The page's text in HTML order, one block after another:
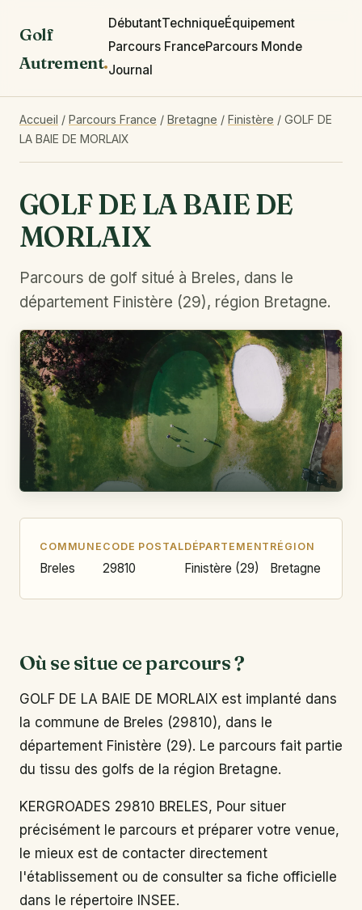
Golf
Autrement.
DébutantTechniqueÉquipement
Parcours FranceParcours Monde
Journal
Accueil / Parcours France / Bretagne / Finistère / GOLF DE
LA BAIE DE MORLAIX
GOLF DE LA BAIE DE
MORLAIX
Parcours de golf situé à Breles, dans le
département Finistère (29), région Bretagne.
COMMUNE
Breles
CODE POSTAL
29810
DÉPARTEMENT
Finistère (29)
RÉGION
Bretagne
Où se situe ce parcours ?
GOLF DE LA BAIE DE MORLAIX est implanté dans
la commune de Breles (29810), dans le
département Finistère (29). Le parcours fait partie
du tissu des golfs de la région Bretagne.
KERGROADES 29810 BRELES, Pour situer
précisément le parcours et préparer votre venue,
le mieux est de contacter directement
l'établissement ou de consulter sa fiche officielle
dans le répertoire INSEE.